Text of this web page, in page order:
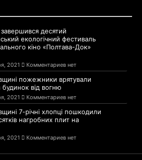
завершився десятий
екологічний фестиваль
кіно «Полтава-Док»
2021 Комментариев нет
пожежники врятували
від вогню
2021 Комментариев нет
7-річні хлопці пошкодили
нагробних плит на
2021 Комментариев нет